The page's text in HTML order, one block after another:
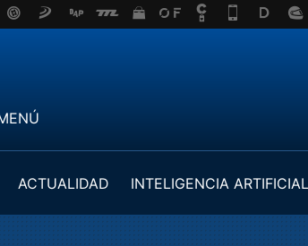
ACTUALIDAD INTELIGENCIA ARTIFICIAL